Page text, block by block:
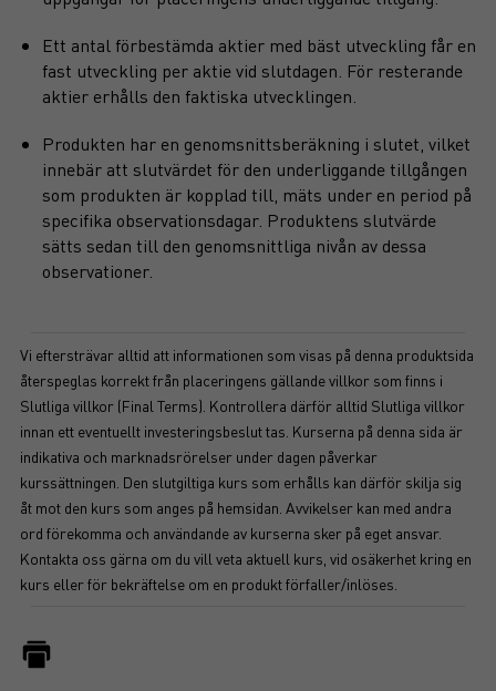
Ett antal förbestämda aktier med bäst utveckling får en
fast utveckling per aktie vid slutdagen. För resterande
aktier erhålls den faktiska utvecklingen.
Produkten har en genomsnittsberäkning i slutet, vilket
innebär att slutvärdet för den underliggande tillgången
som produkten är kopplad till, mäts under en period på
specifika observationsdagar. Produktens slutvärde
sätts sedan till den genomsnittliga nivån av dessa
observationer.
Vi eftersträvar alltid att informationen som visas på denna produktsida
återspeglas korrekt från placeringens gällande villkor som finns i
Slutliga villkor (Final Terms). Kontrollera därför alltid Slutliga villkor
innan ett eventuellt investeringsbeslut tas. Kurserna på denna sida är
indikativa och marknadsrörelser under dagen påverkar
kurssättningen. Den slutgiltiga kurs som erhålls kan därför skilja sig
åt mot den kurs som anges på hemsidan. Avvikelser kan med andra
ord förekomma och användande av kurserna sker på eget ansvar.
Kontakta oss gärna om du vill veta aktuell kurs, vid osäkerhet kring en
kurs eller för bekräftelse om en produkt förfaller/inlöses.